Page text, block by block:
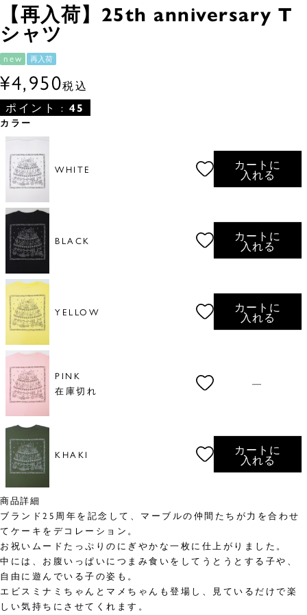
【再入荷】25th anniversary T
シャツ
new 再入荷
¥4,950税込
ポイント : 45
カラー
WHITE
カートに
入れる
BLACK
カートに
入れる
YELLOW
カートに
入れる
PINK
在庫切れ
—
KHAKI
カートに
入れる
商品詳細
ブランド25周年を記念して、マーブルの仲間たちが力を合わせ
てケーキをデコレーション。
お祝いムードたっぷりのにぎやかな一枚に仕上がりました。
中には、お腹いっぱいにつまみ食いをしてうとうとする子や、
自由に遊んでいる子の姿も。
エビスミナミちゃんとマメちゃんも登場し、見ているだけで楽
しい気持ちにさせてくれます。